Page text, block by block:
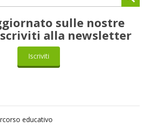
sulle nostre
alla newsletter
Iscriviti
educativo